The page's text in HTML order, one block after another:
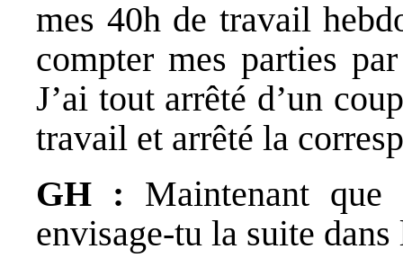
mes 40h de travail
compter mes parties
J’ai tout arrêté d’un
travail et arrêté la
GH : Maintenant
envisage-tu la suite dans